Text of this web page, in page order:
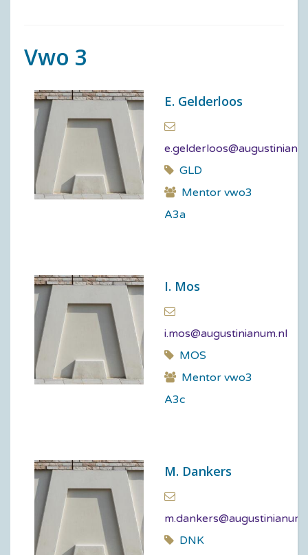
Vwo 3
E. Gelderloos
GLD
Mentor vwo3
A3a
I. Mos
i.mos@augustinianum.nl
MOS
Mentor vwo3
A3c
M. Dankers
DNK